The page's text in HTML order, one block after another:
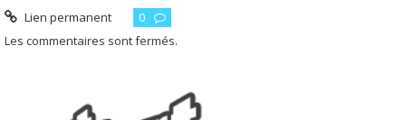
Lien permanent
0
Les commentaires sont fermés.